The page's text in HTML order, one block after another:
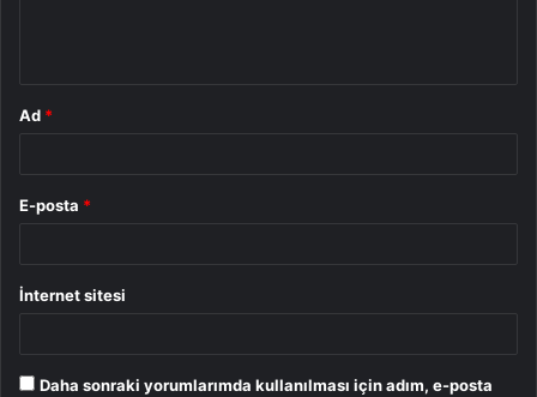
Ad *
E-posta *
İnternet sitesi
Daha sonraki yorumlarımda kullanılması için adım, e-posta